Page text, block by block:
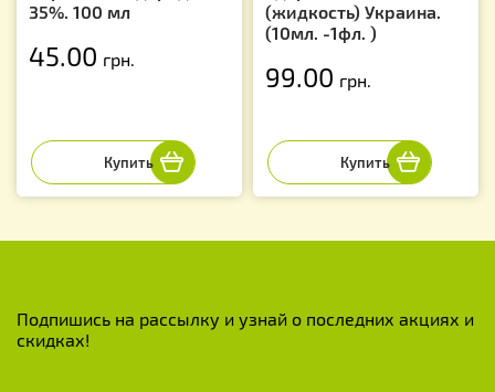
35%. 100 мл
45.00 грн.
(жидкость) Украина.
(10мл. -1фл. )
99.00 грн.
Подпишись на рассылку и узнай о последних акциях и
скидках!